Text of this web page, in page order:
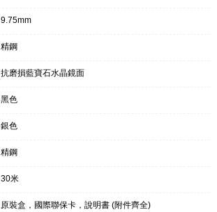
9.75mm
精鋼
抗磨損藍寶石水晶鏡面
黑色
銀色
精鋼
30米
原裝盒，國際聯保卡，說明書 (附件齊全)